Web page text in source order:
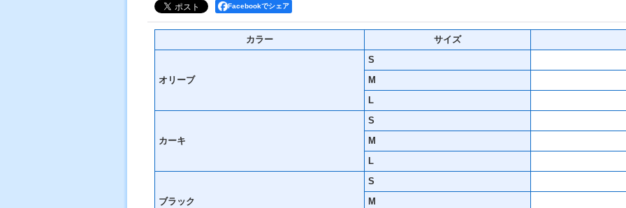
Facebookでシェア
カラー サイズ
オリーブ
S
M
L
カーキ
S
M
L
ブラック
S
M